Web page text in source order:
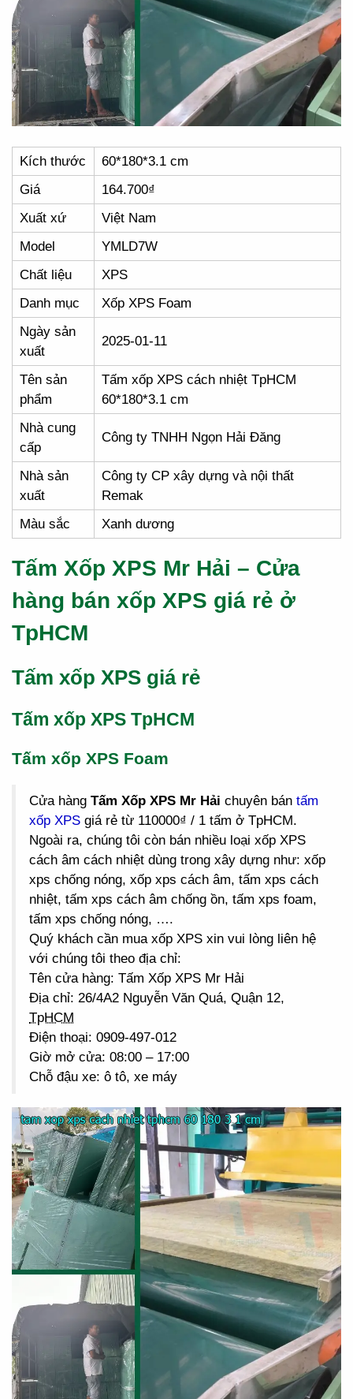
Kích thước
60*180*3.1 cm
Giá
164.700₫
Xuất xứ
Việt Nam
Model
YMLD7W
Chất liệu
XPS
Danh mục
Xốp XPS Foam
Ngày sản
xuất
2025-01-11
Tên sản
phẩm
Tấm xốp XPS cách nhiệt TpHCM
60*180*3.1 cm
Nhà cung
cấp
Công ty TNHH Ngọn Hải Đăng
Nhà sản
xuất
Công ty CP xây dựng và nội thất
Remak
Màu sắc
Xanh dương
Tấm Xốp XPS Mr Hải – Cửa
hàng bán xốp XPS giá rẻ ở
TpHCM
Tấm xốp XPS giá rẻ
Tấm xốp XPS TpHCM
Tấm xốp XPS Foam
Cửa hàng Tấm Xốp XPS Mr Hải chuyên bán tấm
xốp XPS giá rẻ từ 110000₫ / 1 tấm ở TpHCM.
Ngoài ra, chúng tôi còn bán nhiều loại xốp XPS
cách âm cách nhiệt dùng trong xây dựng như: xốp
xps chống nóng, xốp xps cách âm, tấm xps cách
nhiệt, tấm xps cách âm chống ồn, tấm xps foam,
tấm xps chống nóng, ….
Quý khách cần mua xốp XPS xin vui lòng liên hệ
với chúng tôi theo địa chỉ:
Tên cửa hàng: Tấm Xốp XPS Mr Hải
Địa chỉ: 26/4A2 Nguyễn Văn Quá, Quận 12,
TpHCM
Điện thoại: 0909-497-012
Giờ mở cửa: 08:00 – 17:00
Chỗ đậu xe: ô tô, xe máy